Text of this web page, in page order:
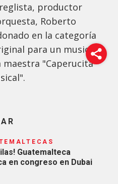
productor
Roberto
en la categoría
para un musical
"Caperucita
Guatemalteca
en congreso en Dubai